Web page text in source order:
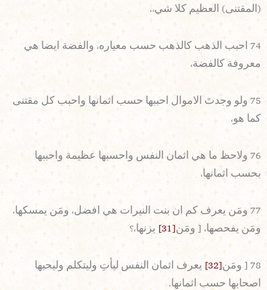
(المقتنى) العظيم كلا شيء،
74 احبب الذهب كالذهب حسب معياره، والفضة ايضا هي
معروفة كالفضة،
75 ولو وجدتَ الاموال احببها حسب اثمانها واحبب كل مقتنى
كما هو،
76 ولاحظ ما هي اثمان النفس واحسبها عظيمة واحببها
بحسب اثمانها،
77 ومَن يعرف كم ان بنت النيرات هي افضل، ومَن يمسكها،
ومَن يفحصها، [ ومَن[31] يزنها،؟
78 [ ومَن [32]
يعرف اثمان النفس ليأتِ وليتكلم وليحبها
اصحابها حسب اثمانها.